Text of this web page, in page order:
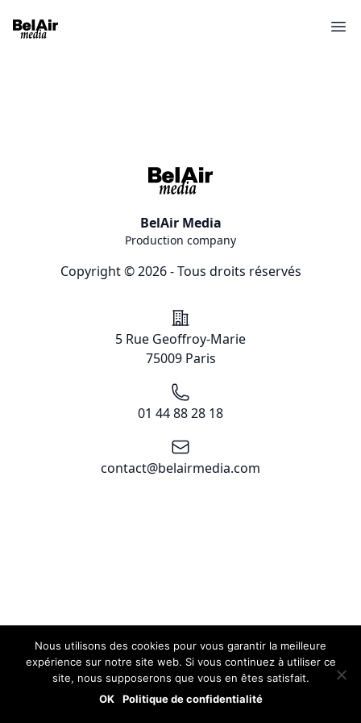
BelAir Media
Production company
Copyright © 2026 - Tous droits réservés
Addresse
5 Rue Geoffroy-Marie
75009 Paris
Téléphone
01 44 88 28 18
Email
contact@belairmedia.com
Nous utilisons des cookies pour vous garantir la meilleure
expérience sur notre site web. Si vous continuez à utiliser ce
site, nous supposerons que vous en êtes satisfait.
OK
Politique de confidentialité